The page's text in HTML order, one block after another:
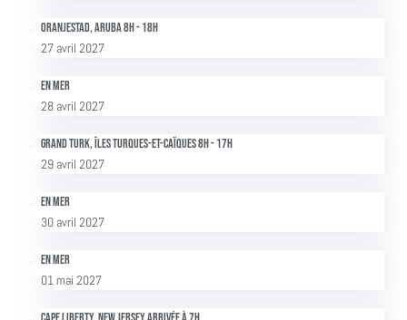
Oranjestad, Aruba 8h - 18h
27 avril 2027
En mer
28 avril 2027
Grand Turk, Îles Turques-et-Caïques 8h - 17h
29 avril 2027
En mer
30 avril 2027
En mer
01 mai 2027